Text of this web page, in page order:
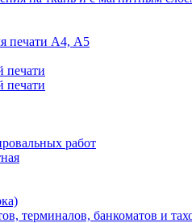
печати А4, А5
печати
печати
работ
терминалов, банкоматов и